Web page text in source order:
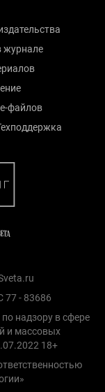
журнале
файлов
- 83686
надзору в сфере
и массовых
18+